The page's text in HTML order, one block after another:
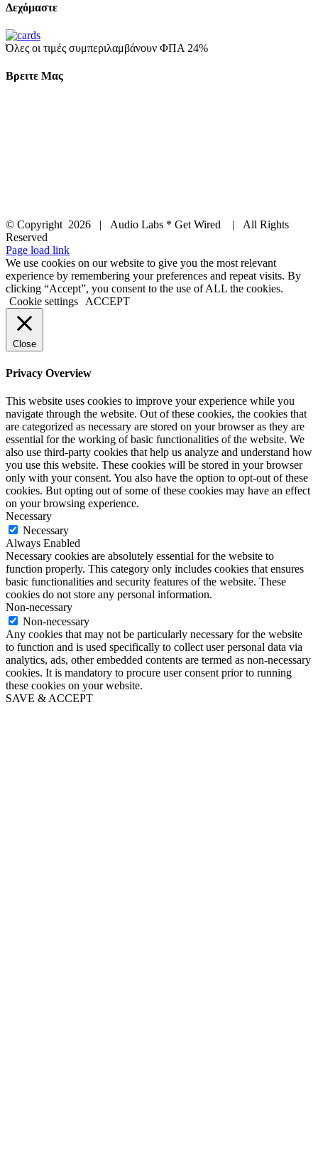
Δεχόμαστε
Όλες οι τιμές συμπεριλαμβάνουν ΦΠΑ 24%
Βρειτε Μας
© Copyright 2026 | Audio Labs * Get Wired | All Rights
Reserved
Facebook
Instagram
YouTube
LinkedIn
X
Page load link
We use cookies on our website to give you the most relevant
experience by remembering your preferences and repeat visits. By
clicking “Accept”, you consent to the use of ALL the cookies.
Cookie settings ACCEPT
Close
Privacy Overview
This website uses cookies to improve your experience while you
navigate through the website. Out of these cookies, the cookies that
are categorized as necessary are stored on your browser as they are
essential for the working of basic functionalities of the website. We
also use third-party cookies that help us analyze and understand how
you use this website. These cookies will be stored in your browser
only with your consent. You also have the option to opt-out of these
cookies. But opting out of some of these cookies may have an effect
on your browsing experience.
Necessary
Necessary
Always Enabled
Necessary cookies are absolutely essential for the website to
function properly. This category only includes cookies that ensures
basic functionalities and security features of the website. These
cookies do not store any personal information.
Non-necessary
Non-necessary
Any cookies that may not be particularly necessary for the website
to function and is used specifically to collect user personal data via
analytics, ads, other embedded contents are termed as non-necessary
cookies. It is mandatory to procure user consent prior to running
these cookies on your website.
SAVE & ACCEPT